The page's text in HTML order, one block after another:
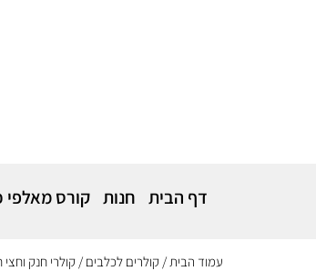
דף הבית חנות קורס מאלפי
עמוד הבית / קולרים לכלבים / קולרי חנק וחצי